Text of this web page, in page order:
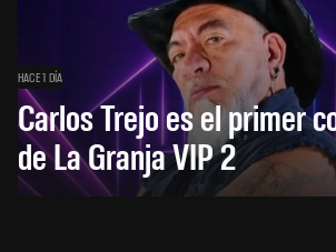
HACE 1 DÍA
Carlos Trejo es el primer
de La Granja VIP 2